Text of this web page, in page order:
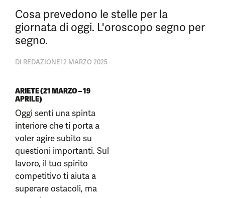
Cosa prevedono le stelle per la
giornata di oggi. L'oroscopo segno per
segno.
DI REDAZIONE12 MARZO 2025
ARIETE (21 MARZO – 19
APRILE)
Oggi senti una spinta
interiore che ti porta a
voler agire subito su
questioni importanti. Sul
lavoro, il tuo spirito
competitivo ti aiuta a
superare ostacoli, ma